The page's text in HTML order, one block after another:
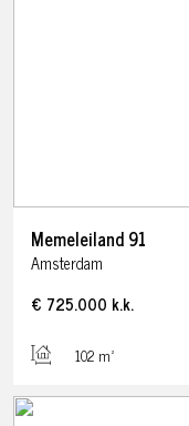
Memeleiland91
Amsterdam
€ 725.000 k.k.
102 m²